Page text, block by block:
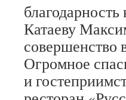
Катаеву
совершенство
Огромное
и